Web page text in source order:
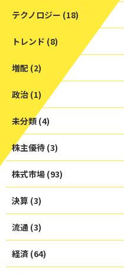
テクノロジー (18)
トレンド (8)
増配 (2)
政治 (1)
未分類 (4)
株主優待 (3)
株式市場 (93)
決算 (3)
流通 (3)
経済 (64)